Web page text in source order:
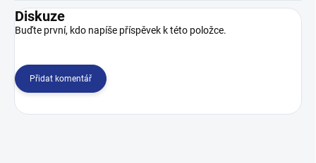
Diskuze
Buďte první, kdo napíše příspěvek k této položce.
Přidat komentář